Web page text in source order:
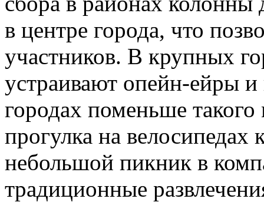
в центре города, что
участников. В крупных
устраивают опейн-ейры
городах поменьше
прогулка на велосипедах
небольшой пикник в
традиционные